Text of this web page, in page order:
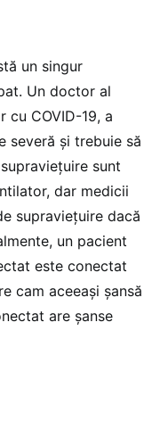
un singur
Un doctor al
cu COVID-19, a
severă și trebuie să
sunt
dar medicii
supraviețuire dacă
un pacient
este conectat
cam aceeași șansă
are șanse